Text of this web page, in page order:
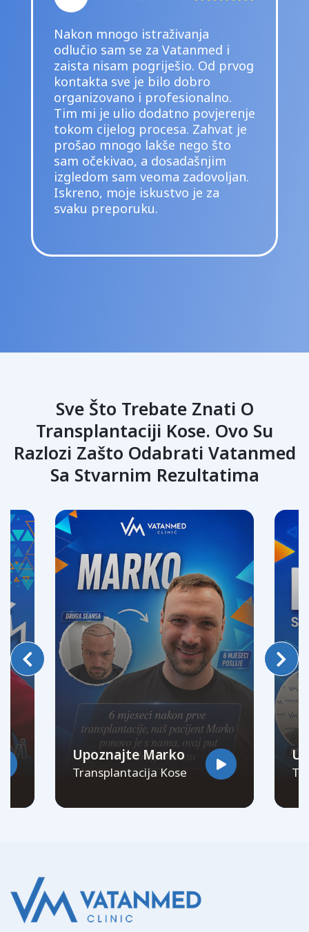
Nakon mnogo istraživanja
odlučio sam se za Vatanmed i
zaista nisam pogriješio. Od prvog
kontakta sve je bilo dobro
organizovano i profesionalno.
Tim mi je ulio dodatno povjerenje
tokom cijelog procesa. Zahvat je
prošao mnogo lakše nego što
sam očekivao, a dosadašnjim
izgledom sam veoma zadovoljan.
Iskreno, moje iskustvo je za
svaku preporuku.
Sve Što Trebate Znati O
Transplantaciji Kose. Ovo Su
Razlozi Zašto Odabrati Vatanmed
Sa Stvarnim Rezultatima
Upoznajte Marko
Transplantacija Kose